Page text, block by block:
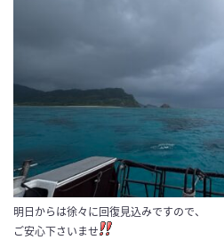
明日からは徐々に回復見込みですので、
ご安心下さいませ